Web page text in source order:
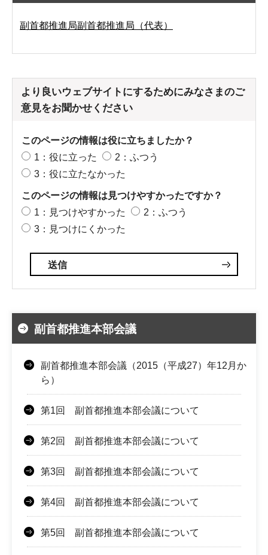
副首都推進局副首都推進局（代表）
より良いウェブサイトにするためにみなさまのご
意見をお聞かせください
このページの情報は役に立ちましたか？
1：役に立った
2：ふつう
3：役に立たなかった
このページの情報は見つけやすかったですか？
1：見つけやすかった
2：ふつう
3：見つけにくかった
副首都推進本部会議
副首都推進本部会議（2015（平成27）年12月か
ら）
第1回 副首都推進本部会議について
第2回 副首都推進本部会議について
第3回 副首都推進本部会議について
第4回 副首都推進本部会議について
第5回 副首都推進本部会議について